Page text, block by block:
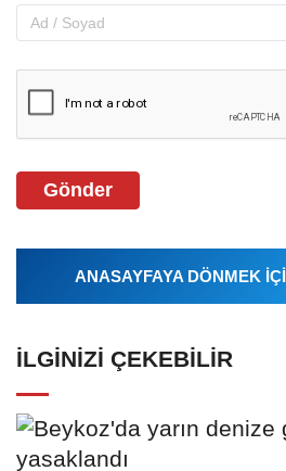
Gönder
ANASAYFAYA DÖNMEK
İLGINIZI ÇEKEBILIR